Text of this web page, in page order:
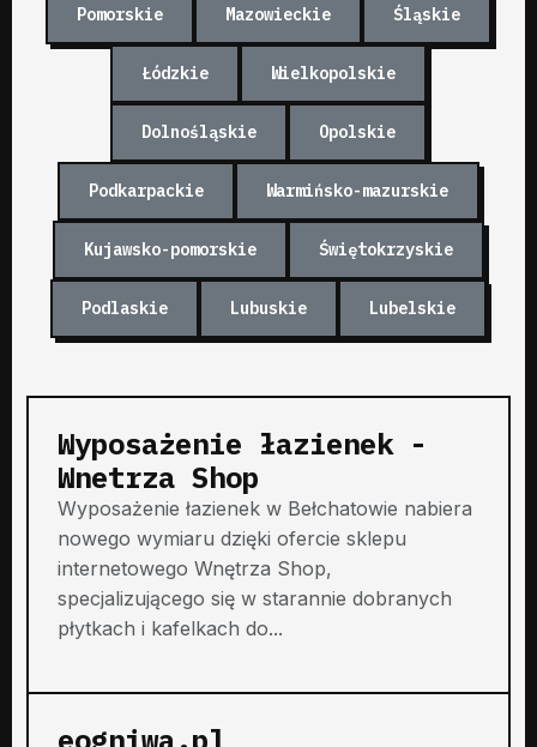
Pomorskie Mazowieckie Śląskie
Łódzkie Wielkopolskie
Dolnośląskie Opolskie
Podkarpackie Warmińsko-mazurskie
Kujawsko-pomorskie Świętokrzyskie
Podlaskie Lubuskie Lubelskie
Wyposażenie łazienek -
Wnetrza Shop
Wyposażenie łazienek w Bełchatowie nabiera
nowego wymiaru dzięki ofercie sklepu
internetowego Wnętrza Shop,
specjalizującego się w starannie dobranych
płytkach i kafelkach do...
eogniwa.pl